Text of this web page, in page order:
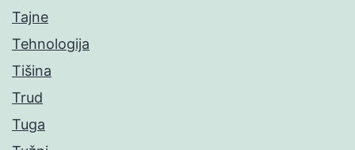
Tajne
Tehnologija
Tišina
Trud
Tuga